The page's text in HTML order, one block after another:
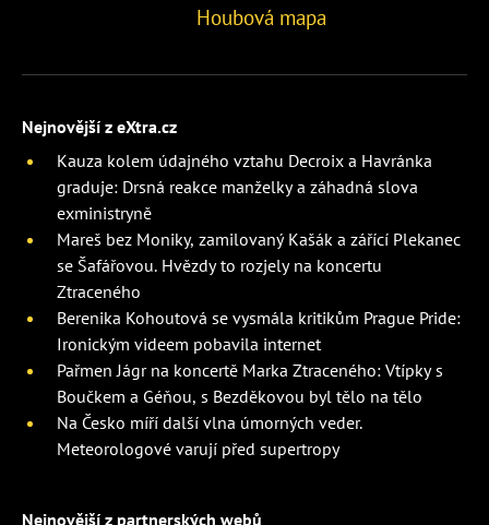
Houbová mapa
Nejnovější z eXtra.cz
Kauza kolem údajného vztahu Decroix a Havránka
graduje: Drsná reakce manželky a záhadná slova
exministryně
Mareš bez Moniky, zamilovaný Kašák a zářící Plekanec
se Šafářovou. Hvězdy to rozjely na koncertu
Ztraceného
Berenika Kohoutová se vysmála kritikům Prague Pride:
Ironickým videem pobavila internet
Pařmen Jágr na koncertě Marka Ztraceného: Vtípky s
Boučkem a Géňou, s Bezděkovou byl tělo na tělo
Na Česko míří další vlna úmorných veder.
Meteorologové varují před supertropy
Nejnovější z partnerských webů